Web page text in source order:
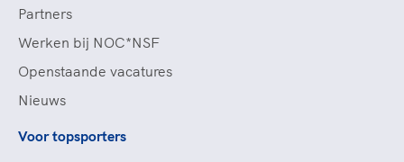
Partners
Werken bij NOC*NSF
Openstaande vacatures
Nieuws
Voor topsporters